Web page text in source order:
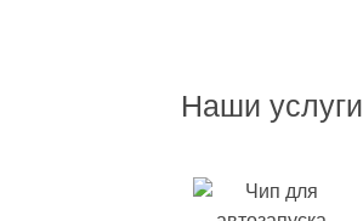
Наши услуги